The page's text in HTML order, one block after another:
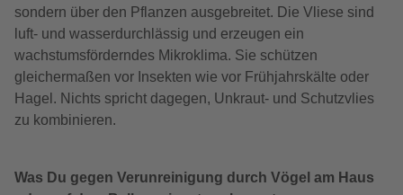
sondern über den Pflanzen ausgebreitet. Die Vliese sind
luft- und wasserdurchlässig und erzeugen ein
wachstumsförderndes Mikroklima. Sie schützen
gleichermaßen vor Insekten wie vor Frühjahrskälte oder
Hagel. Nichts spricht dagegen, Unkraut- und Schutzvlies
zu kombinieren.
Was Du gegen Verunreinigung durch Vögel am Haus